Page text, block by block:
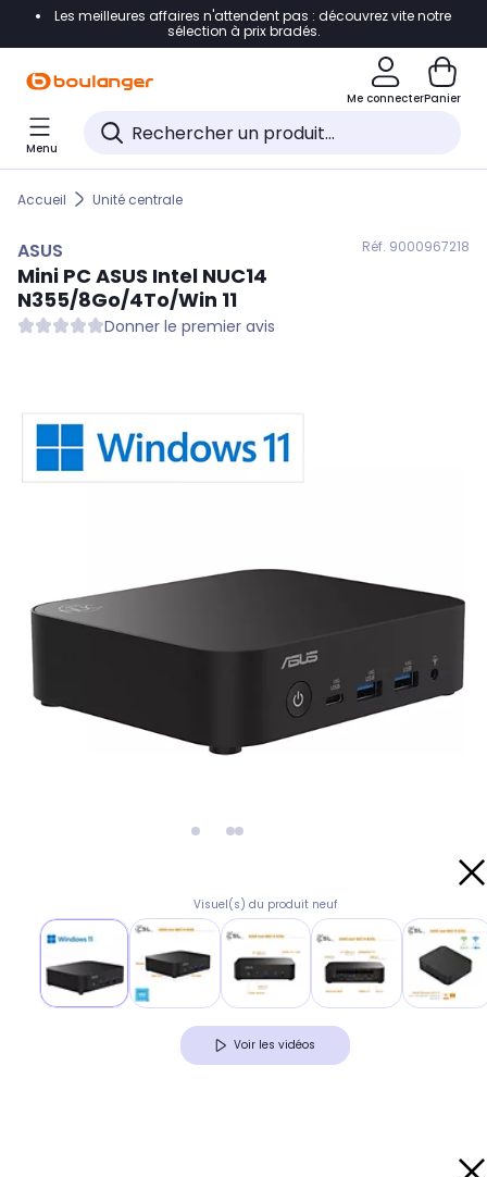
Accéder directement à la navigation
Accéder directement au pied de page
Accéder directement au chatbot
Les meilleures affaires n'attendent pas : découvrez vite notre
sélection à prix bradés.
Me connecterPanier
Menu
Accueil Unité centrale
ASUS Réf. 9000967218
Mini PCASUS Intel NUC14
N355/8Go/4To/Win 11
Donner le premier avis
Visuel(s) du produit neuf
Voir les vidéos